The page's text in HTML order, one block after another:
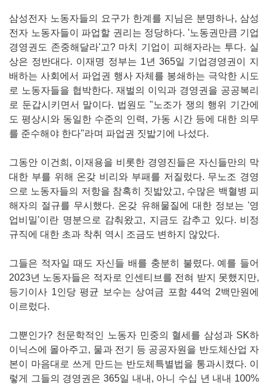
삼성전자 노동자들의 요구가 한계를 지님은 분명하나, 삼성
전자 노동자들이 파업할 권리는 정당하다. '노동권만큼 기업
경영권도 존중해달라'고? 마치 기업이 피해자라는 투다. 실
상은 정반대다. 이재명 정부는 1년 365일 기업경영권이 지
배하는 사회에서 파업권 행사 자체를 봉쇄하는 극악한 시도
로 노동자들을 협박한다. 재벌의 이익과 경영권을 공공복리
로 둔갑시키면서 말이다. 법원도 "노조가 쟁의 행위 기간에
도 평상시와 동일한 수준의 인력, 가동 시간 등에 대한 의무
를 준수해야 한다"라며 파업권 짓밟기에 나섰다.
그동안 이건희, 이재용을 비롯한 경영진들은 자신들만의 막
대한 부를 위해 온갖 비리와 부패를 저질렀다. 무노조 경영
으로 노동자들의 저항을 참혹히 짓밟았고, 수많은 백혈병 피
해자의 절규를 무시했다. 온갖 유해물질에 대한 정보는 '영
업비밀'이란 명분으로 감춰왔고, 지금도 감추고 있다. 비정
규직에 대한 초과 착취 역시 조금도 변하지 않았다.
그들은 적자일 때도 자신들 배를 충분히 불렸다. 예를 들어
2023년 노동자들은 적자로 인센티브를 전혀 받지 못했지만,
등기이사 1인당 평균 보수는 상여금 포함 44억 2백만원에
이르렀다.
그뿐인가? 천문학적인 노동자 민중의 혈세를 삼성과 SK하
이닉스에 몰아주고, 물과 전기 등 공공자원을 반도체산업 자
본이 마음대로 쓰게 만드는 반도체특별법을 통과시켰다. 이
렇게 그들의 경영권은 365일 내내, 아니 수십 년 내내 100%